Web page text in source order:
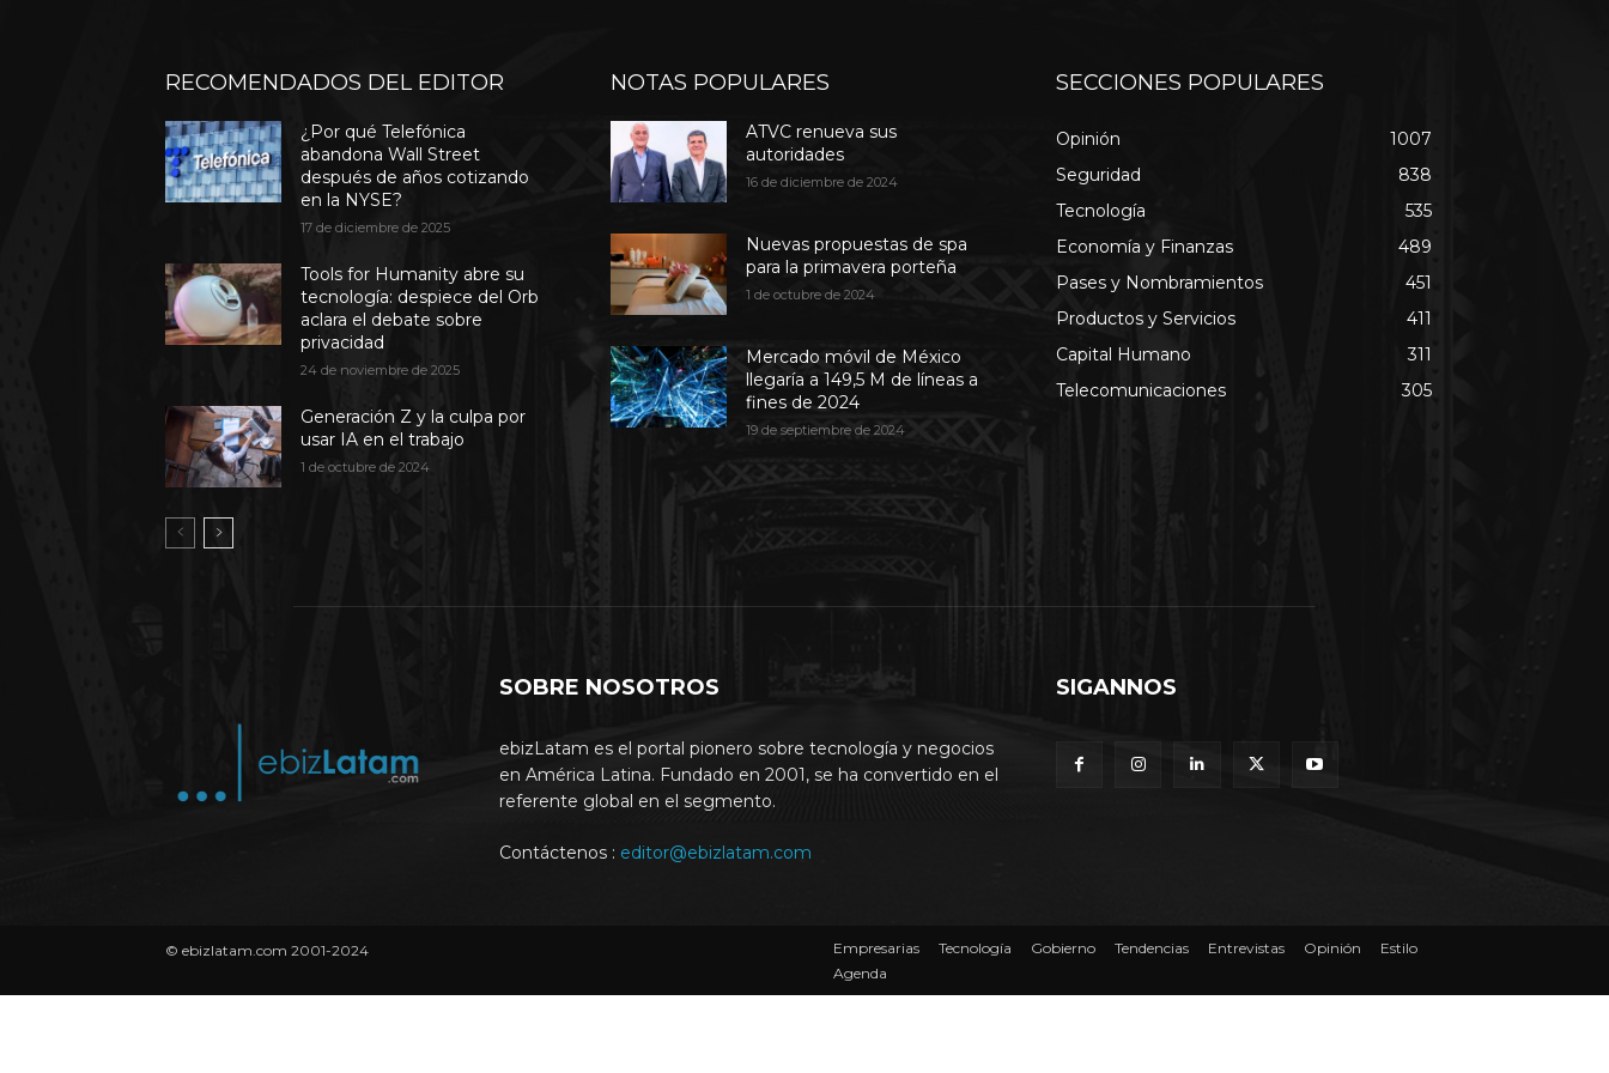
RECOMENDADOS DEL EDITOR
¿Por qué Telefónica
abandona Wall Street
después de años cotizando
en la NYSE?
17 de diciembre de 2025
Tools for Humanity abre su
tecnología: despiece del Orb
aclara el debate sobre
privacidad
24 de noviembre de 2025
Generación Z y la culpa por
usar IA en el trabajo
1 de octubre de 2024
NOTAS POPULARES
ATVC renueva sus
autoridades
16 de diciembre de 2024
Nuevas propuestas de spa
para la primavera porteña
1 de octubre de 2024
Mercado móvil de México
llegaría a 149,5 M de líneas a
fines de 2024
19 de septiembre de 2024
SECCIONES POPULARES
Opinión
1007
Seguridad
838
Tecnología
535
Economía y Finanzas
489
Pases y Nombramientos
451
Productos y Servicios
411
Capital Humano
311
Telecomunicaciones
305
SOBRE NOSOTROS
ebizLatam es el portal pionero sobre tecnología y negocios
en América Latina. Fundado en 2001, se ha convertido en el
referente global en el segmento.
Contáctenos : editor@ebizlatam.com
SIGANNOS
© ebizlatam.com 2001-2024 Empresarias Tecnología Gobierno Tendencias Entrevistas Opinión
Estilo
Agenda